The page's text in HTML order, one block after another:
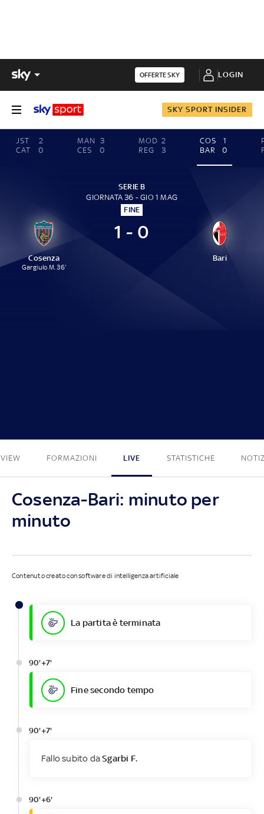
OFFERTE SKY LOGIN
SKY SPORT INSIDER
JST
2
CAT
0
MAN
3
CES
0
MOD 2
REG
3
COS
1
BAR
0
SERIE B
GIORNATA 36 - GIO 1 MAG
FINE
Cosenza
Gargiulo M. 36'
1 - 0
Bari
FORMAZIONI LIVE STATISTICHE
Cosenza-Bari: minuto per
minuto
Contenuto creato con software di intelligenza artificiale
La partita è terminata
90'+7'
Fine secondo tempo
90'+7'
Fallo subito daSgarbi F.
90'+6'